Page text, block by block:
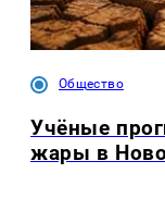
Общество
Учёные
жары в